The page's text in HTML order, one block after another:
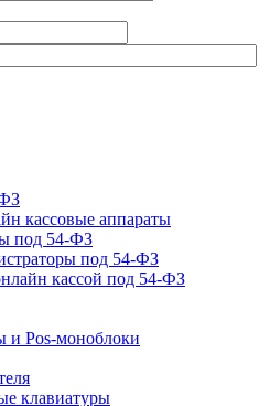
кассовые аппараты
под 54-ФЗ
под 54-ФЗ
кассой под 54-ФЗ
и Pos-моноблоки
клавиатуры